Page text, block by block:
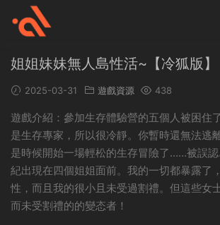
姐姐妹妹無人島性活~【冷狐版】
2025-03-31 遊戲資源 438
遊戲介紹：參加生存體驗營的五個人被困住
是生存專家，所以很冷靜。你暫時還無法逃
是時候開始一場輕松的生存冒險了……被誤
紀出現在四個姐姐面前。我的一切都暴露了
性，而且我的很小且未受過割禮。但這些女
而未受割禮的的變态者！